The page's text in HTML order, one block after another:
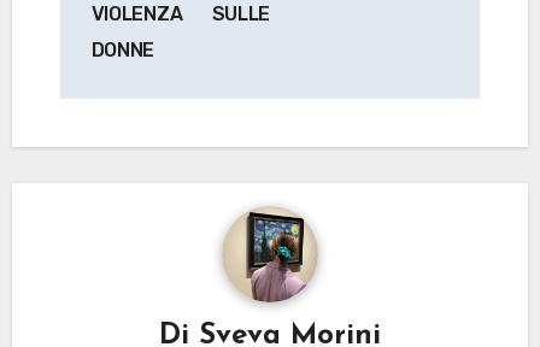
VIOLENZA SULLE
DONNE
Di Sveva Morini